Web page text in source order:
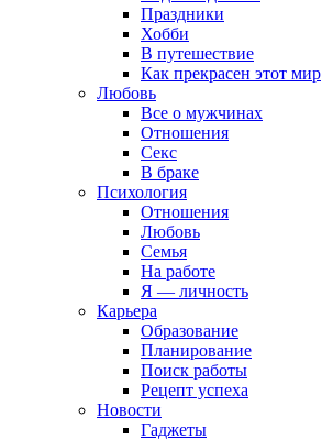
Праздники
Хобби
В путешествие
Как прекрасен этот мир
Любовь
Все о мужчинах
Отношения
Секс
В браке
Психология
Отношения
Любовь
Семья
На работе
Я — личность
Карьера
Образование
Планирование
Поиск работы
Рецепт успеха
Новости
Гаджеты